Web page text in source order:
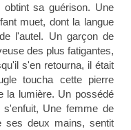
sa guérison. Une
muet, dont la langue
l'autel. Un garçon de
des plus fatigantes,
s'en retourna, il était
toucha cette pierre
la lumière. Un possédé
Une femme de
ses deux mains, sentit